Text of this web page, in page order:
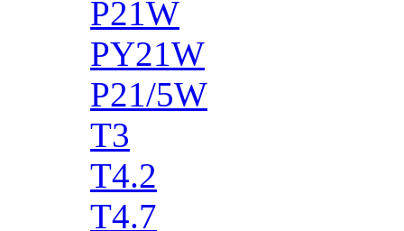
P21W
PY21W
P21/5W
T3
T4.2
T4.7